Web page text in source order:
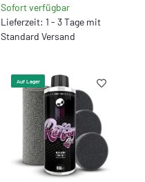
Sofort verfügbar
Lieferzeit: 1 - 3 Tage mit
Standard Versand
Auf Lager